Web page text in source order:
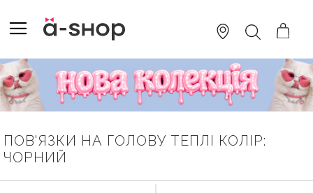
TO
CONTENT
ПОШУК
ПОВ'ЯЗКИ НА ГОЛОВУ ТЕПЛІ КОЛІР:
ЧОРНИЙ